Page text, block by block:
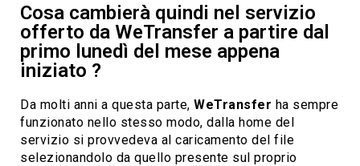
Cosa cambierà quindi nel servizio
offerto da WeTransfer a partire dal
primo lunedì del mese appena
iniziato ?
Da molti anni a questa parte, WeTransfer ha sempre
funzionato nello stesso modo, dalla home del
servizio si provvedeva al caricamento del file
selezionandolo da quello presente sul proprio